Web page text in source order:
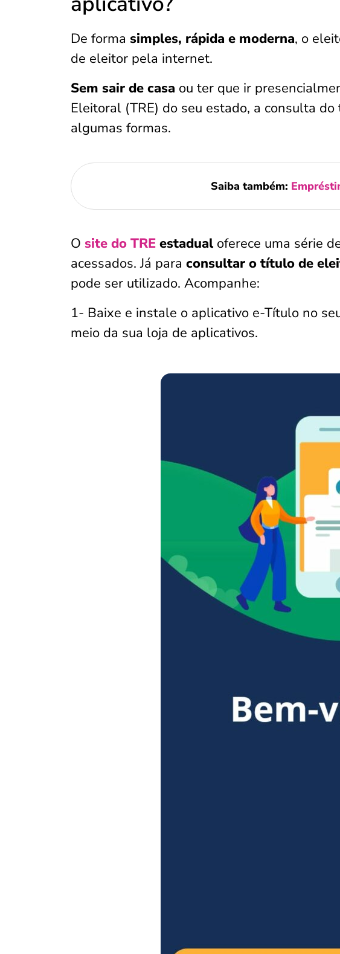
De forma simples, rápida e moderna, o
de eleitor pela internet.
Sem sair de casa ou ter que ir
Eleitoral (TRE) do seu estado, a consulta
algumas formas.
Saiba também:
O site do TRE estadual oferece uma série
acessados. Já para consultar o título de
pode ser utilizado. Acompanhe:
1- Baixe e instale o aplicativo e-Título no
meio da sua loja de aplicativos.